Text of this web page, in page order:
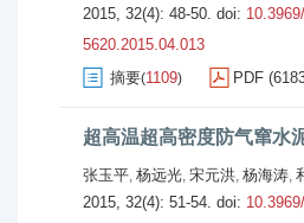
2015, 32(4): 48-50. doi:
5620.2015.04.013
摘要(1109) PDF
超高温超高密度防气窜水
张玉平, 杨远光, 宋元洪, 杨海涛,
2015, 32(4): 51-54. doi: